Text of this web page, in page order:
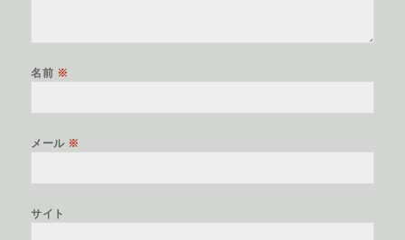
名前 ※
メール ※
サイト